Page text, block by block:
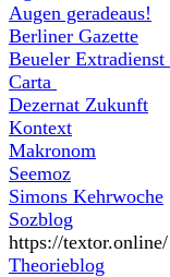
Augen geradeaus!
Berliner Gazette
Beueler Extradienst
Carta
Dezernat Zukunft
Kontext
Makronom
Seemoz
Simons Kehrwoche
Sozblog
https://textor.online/
Theorieblog